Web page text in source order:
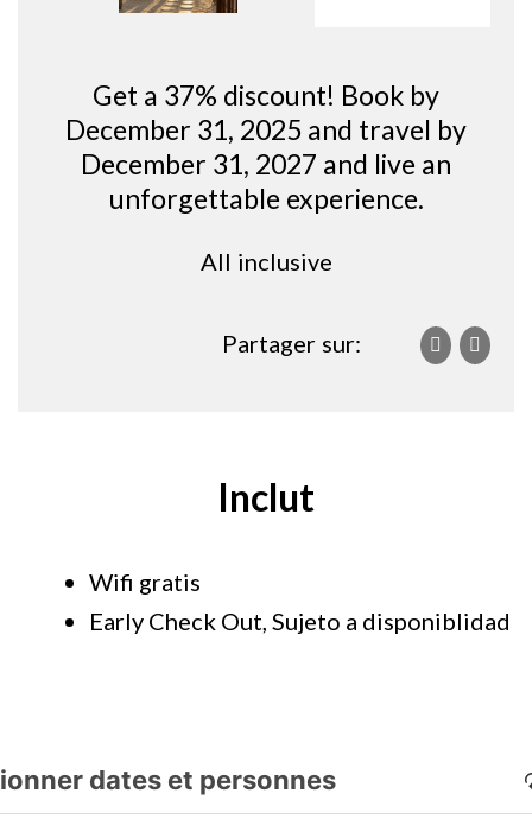
Get a 37% discount! Book by
December 31, 2025 and travel by
December 31, 2027 and live an
unforgettable experience.
All inclusive
Partager sur:
Inclut
Wifi gratis
Early Check Out, Sujeto a disponiblidad
dates et personnes